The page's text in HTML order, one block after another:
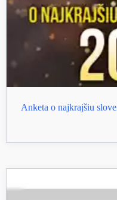
Anketa o najkrajšiu